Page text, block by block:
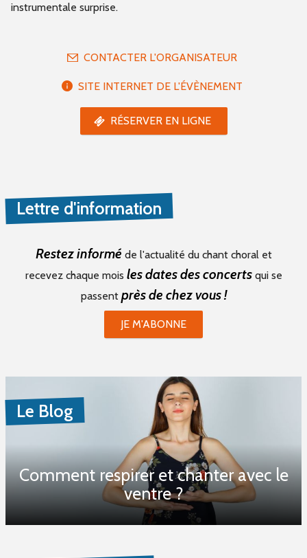
instrumentale surprise.
CONTACTER L'ORGANISATEUR
SITE INTERNET DE L'ÉVÈNEMENT
RÉSERVER EN LIGNE
Lettre d'information
Restez informé de l'actualité du chant choral et
recevez chaque mois les dates des concertsqui se
passent près de chez vous !
JE M'ABONNE
Le Blog
Comment respirer et chanter avec le
ventre ?